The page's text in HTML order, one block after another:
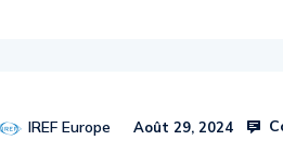
IREF Europe Août 29, 2024